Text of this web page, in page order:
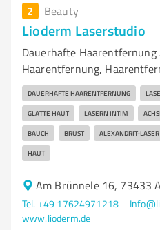
2 Beauty
Lioderm Laserstudio
Dauerhafte Haarentfernung
Haarentfernung,
DAUERHAFTE HAARENTFERNUNG
GLATTE HAUT LASERN INTIM
BAUCH BRUST ALEXANDRIT-LASER
HAUT
Am Brünnele 16, 73433
Tel. +49 17624971218
www.lioderm.de